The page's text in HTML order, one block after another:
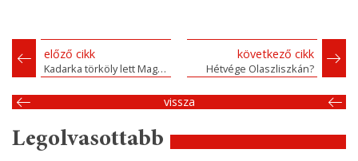
előző cikk
Kadarka törköly lett Magyarország legjobb pálinkája
következő cikk
Hétvége Olaszliszkán?
vissza
Legolvasottabb